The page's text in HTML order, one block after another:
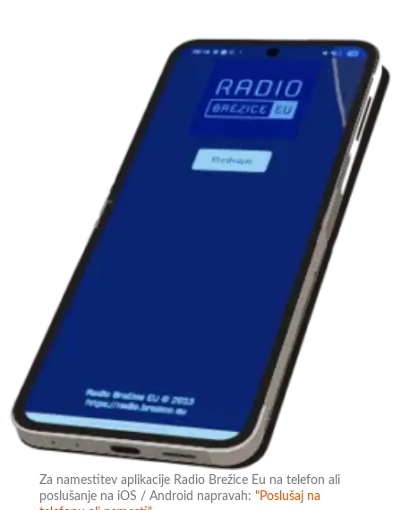
Za namestitev aplikacije Radio Brežice Eu na telefon ali
poslušanje na iOS / Android napravah:"Poslušaj na